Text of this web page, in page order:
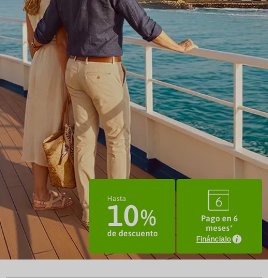
Hasta
10
de descuento
3
Pago en 6
meses*
Fináncialo